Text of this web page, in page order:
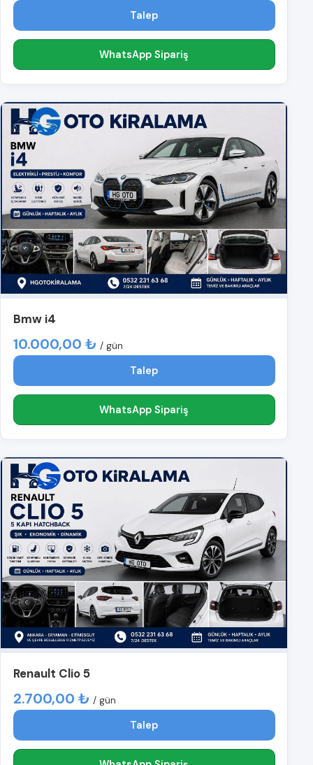
Talep
WhatsApp Sipariş
Bmw i4
10.000,00 ₺ / gün
Talep
WhatsApp Sipariş
Renault Clio 5
2.700,00 ₺ / gün
Talep